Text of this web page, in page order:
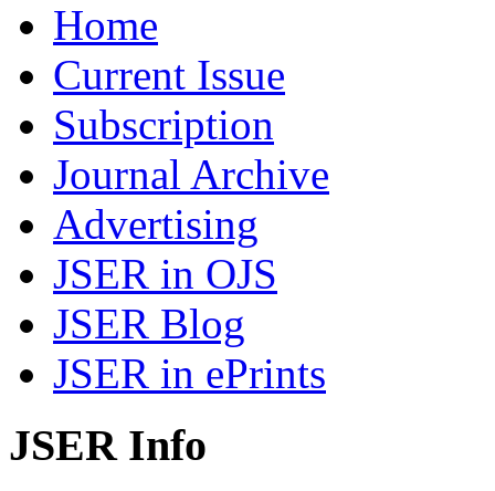
Home
Current Issue
Subscription
Journal Archive
Advertising
JSER in OJS
JSER Blog
JSER in ePrints
JSER Info